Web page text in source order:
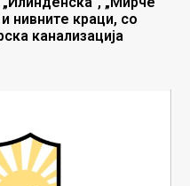
нивните краци, со
канализација